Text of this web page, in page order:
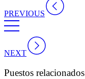
PREVIOUS
NEXT
Puestos relacionados